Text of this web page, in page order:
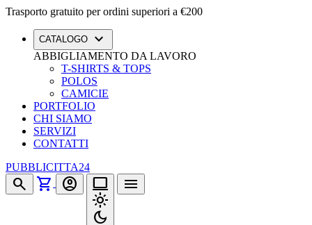
Trasporto gratuito per ordini superiori a €200
CATALOGO expand_more
ABBIGLIAMENTO DA LAVORO
T-SHIRTS & TOPS
POLOS
CAMICIE
PORTFOLIO
CHI SIAMO
SERVIZI
CONTATTI
PUBBLICITTA24
search shopping_cart account_circle
computer
light_mode
dark_mode
menu